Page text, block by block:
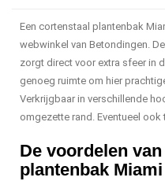
Een cortenstaal plantenbak
webwinkel van Betondingen.
zorgt direct voor extra sfeer in
genoeg ruimte om hier
Verkrijgbaar in verschillende
omgezette rand. Eventueel
De voordelen
plantenbak